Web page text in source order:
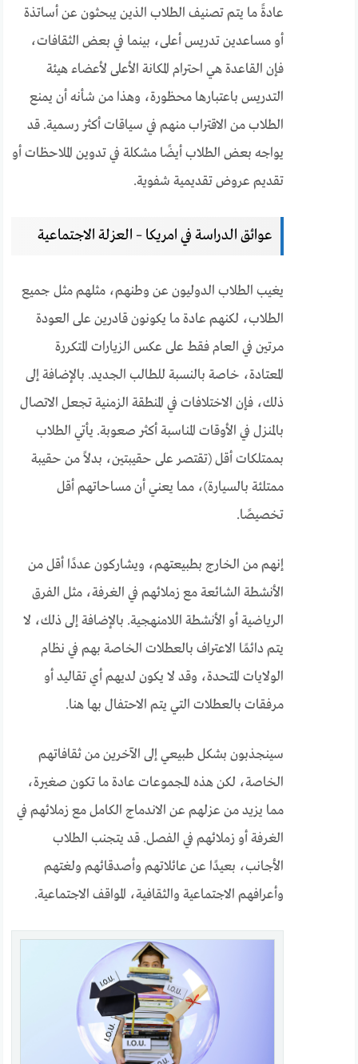
عادةً ما يتم تصنيف الطلاب الذين يبحثون عن أساتذة
أو مساعدين تدريس أعلى، بينما في بعض الثقافات،
فإن القاعدة هي احترام المكانة الأعلى لأعضاء هيئة
التدريس باعتبارها محظورة، وهذا من شأنه أن يمنع
الطلاب من الاقتراب منهم في سياقات أكثر رسمية. قد
يواجه بعض الطلاب أيضًا مشكلة في تدوين الملاحظات أو
تقديم عروض تقديمية شفوية.
عوائق الدراسة في امريكا – العزلة الاجتماعية
يغيب الطلاب الدوليون عن وطنهم، مثلهم مثل جميع
الطلاب، لكنهم عادة ما يكونون قادرين على العودة
مرتين في العام فقط على عكس الزيارات المتكررة
المعتادة، خاصة بالنسبة للطالب الجديد. بالإضافة إلى
ذلك، فإن الاختلافات في المنطقة الزمنية تجعل الاتصال
بالمنزل في الأوقات المناسبة أكثر صعوبة. يأتي الطلاب
بممتلكات أقل (تقتصر على حقيبتين، بدلاً من حقيبة
ممتلئة بالسيارة)، مما يعني أن مساحاتهم أقل
تخصيصًا.
إنهم من الخارج بطبيعتهم، ويشاركون عددًا أقل من
الأنشطة الشائعة مع زملائهم في الغرفة، مثل الفرق
الرياضية أو الأنشطة اللامنهجية. بالإضافة إلى ذلك، لا
يتم دائمًا الاعتراف بالعطلات الخاصة بهم في نظام
الولايات المتحدة، وقد لا يكون لديهم أي تقاليد أو
مرفقات بالعطلات التي يتم الاحتفال بها هنا.
سينجذبون بشكل طبيعي إلى الآخرين من ثقافاتهم
الخاصة، لكن هذه المجموعات عادة ما تكون صغيرة،
مما يزيد من عزلهم عن الاندماج الكامل مع زملائهم في
الغرفة أو زملائهم في الفصل. قد يتجنب الطلاب
الأجانب، بعيدًا عن عائلاتهم وأصدقائهم ولغتهم
وأعرافهم الاجتماعية والثقافية، المواقف الاجتماعية.